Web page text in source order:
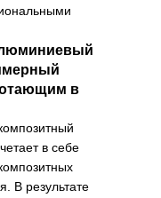
в
в себе
В результате